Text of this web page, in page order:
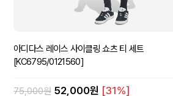
아디다스 레이스 사이클링 쇼츠 티 세트
[KC6795/0121560]
75,000원 52,000원 [31%]